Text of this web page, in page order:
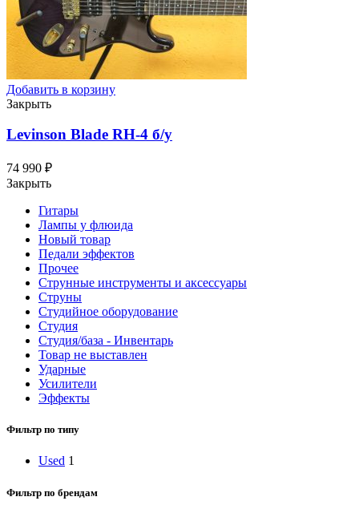
Добавить в корзину
Закрыть
Levinson Blade RH-4 б/у
74 990 ₽
Закрыть
Гитары
Лампы у флюида
Новый товар
Педали эффектов
Прочее
Струнные инструменты и аксессуары
Струны
Студийное оборудование
Студия
Студия/база - Инвентарь
Товар не выставлен
Ударные
Усилители
Эффекты
Фильтр по типу
Used 1
Фильтр по брендам